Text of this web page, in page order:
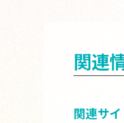
関連
関連サイ